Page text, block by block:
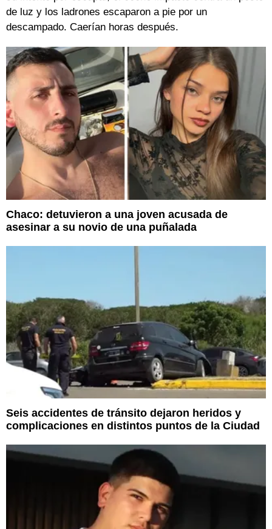
de luz y los ladrones escaparon a pie por un
descampado. Caerían horas después.
Chaco: detuvieron a una joven acusada de
asesinar a su novio de una puñalada
Seis accidentes de tránsito dejaron heridos y
complicaciones en distintos puntos de la Ciudad